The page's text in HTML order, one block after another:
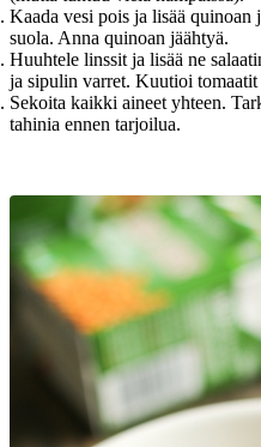
Kaada vesi pois ja lisää
suola. Anna quinoan jäähtyä.
Huuhtele linssit ja lisää ne
ja sipulin varret. Kuutioi
Sekoita kaikki aineet yhteen.
tahinia ennen tarjoilua.